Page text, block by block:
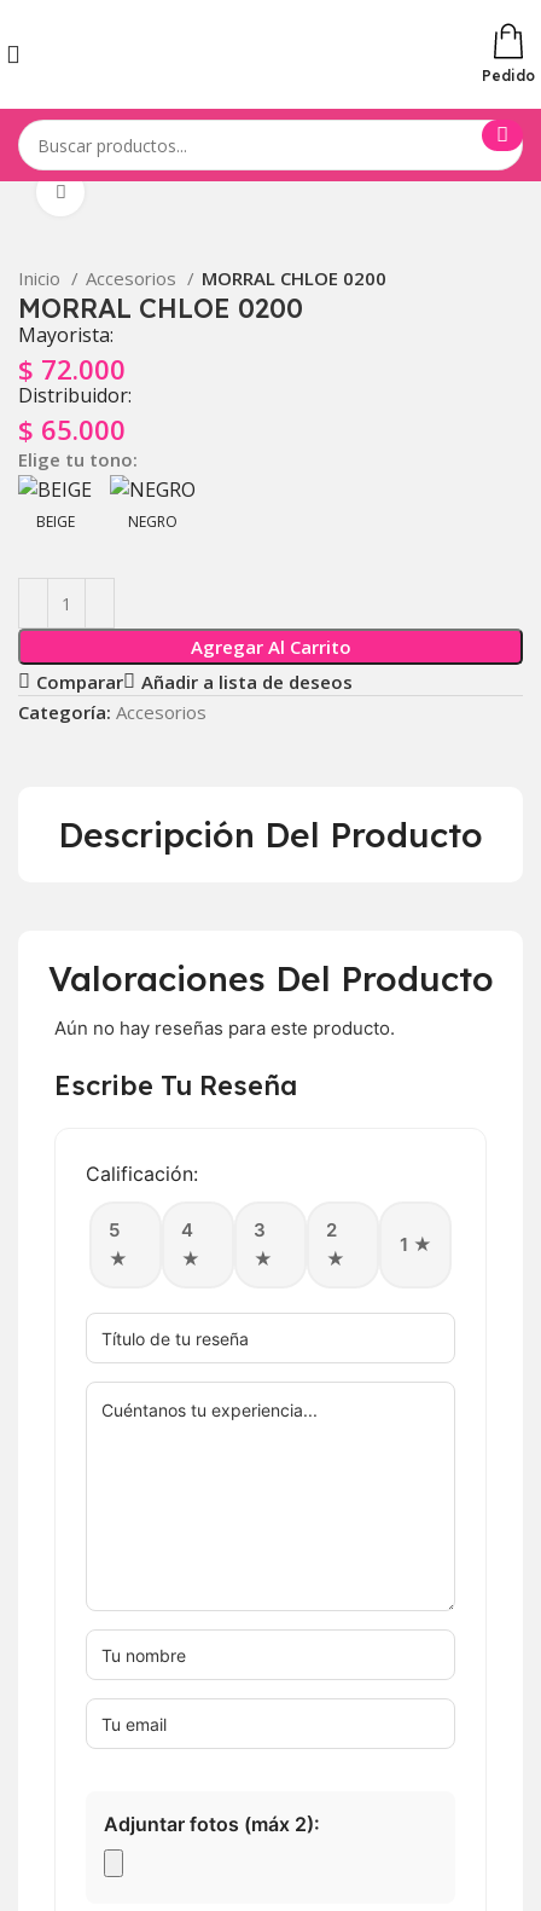
Pedido
Inicio Accesorios MORRAL CHLOE 0200
MORRAL CHLOE 0200
Mayorista:
$ 72.000
Distribuidor:
$ 65.000
Elige tu tono:
BEIGE NEGRO
Agregar Al Carrito
Comparar
Añadir a lista de deseos
Categoría: Accesorios
Descripción Del Producto
Valoraciones Del Producto
Aún no hay reseñas para este producto.
Escribe Tu Reseña
Calificación:
5
★
4
★
3
★
2
★
1 ★
Adjuntar fotos (máx 2):